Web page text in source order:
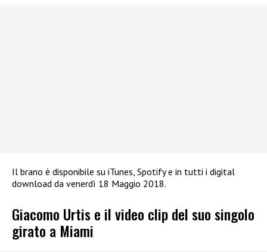
Il brano è disponibile su iTunes, Spotify e in tutti i digital
download da venerdì 18 Maggio 2018.
Giacomo Urtis e il video clip del suo singolo
girato a Miami